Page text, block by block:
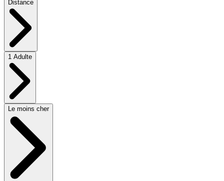
Distance
1 Adulte
Le moins cher